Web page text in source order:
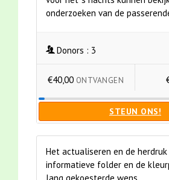
onderzoeken van de
Donors : 3
€40,00 ONTVANGEN
STEUN ONS!
Het actualiseren en de herdruk
informatieve folder en de